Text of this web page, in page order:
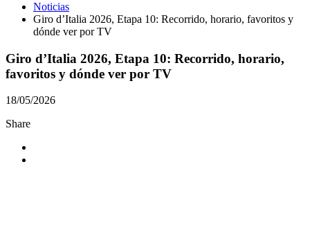
Noticias
Giro d’Italia 2026, Etapa 10: Recorrido, horario, favoritos y
dónde ver por TV
Giro d’Italia 2026, Etapa 10: Recorrido, horario,
favoritos y dónde ver por TV
18/05/2026
Share